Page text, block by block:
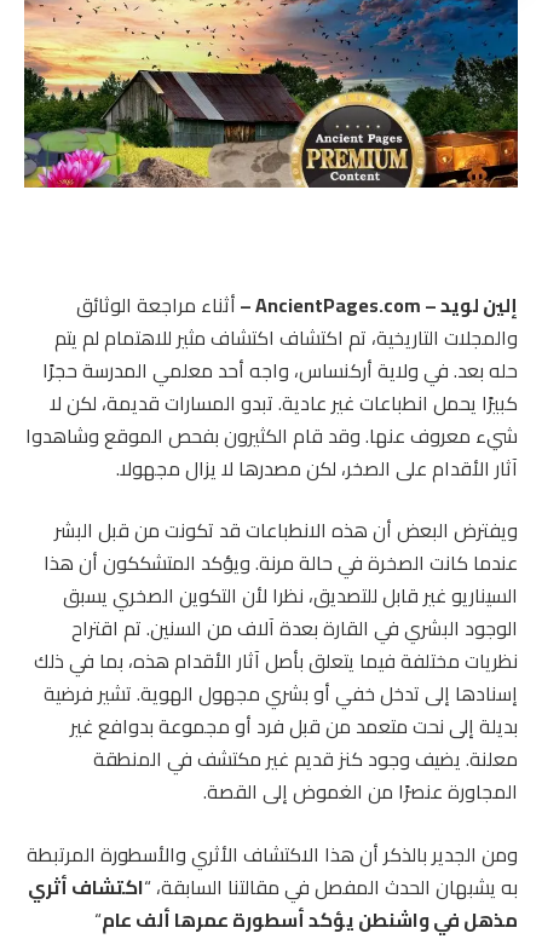
إلين لويد – AncientPages.com –
أثناء مراجعة الوثائق
والمجلات التاريخية، تم اكتشاف اكتشاف مثير للاهتمام لم يتم
حله بعد. في ولاية أركنساس، واجه أحد معلمي المدرسة حجرًا
كبيرًا يحمل انطباعات غير عادية. تبدو المسارات قديمة، لكن لا
شيء معروف عنها. وقد قام الكثيرون بفحص الموقع وشاهدوا
آثار الأقدام على الصخر، لكن مصدرها لا يزال مجهولا.
ويفترض البعض أن هذه الانطباعات قد تكونت من قبل البشر
عندما كانت الصخرة في حالة مرنة. ويؤكد المتشككون أن هذا
السيناريو غير قابل للتصديق، نظرا لأن التكوين الصخري يسبق
الوجود البشري في القارة بعدة آلاف من السنين. تم اقتراح
نظريات مختلفة فيما يتعلق بأصل آثار الأقدام هذه، بما في ذلك
إسنادها إلى تدخل خفي أو بشري مجهول الهوية. تشير فرضية
بديلة إلى نحت متعمد من قبل فرد أو مجموعة بدوافع غير
معلنة. يضيف وجود كنز قديم غير مكتشف في المنطقة
المجاورة عنصرًا من الغموض إلى القصة.
ومن الجدير بالذكر أن هذا الاكتشاف الأثري والأسطورة المرتبطة
به يشبهان الحدث المفصل في مقالتنا السابقة، “اكتشاف أثري
مذهل في واشنطن يؤكد أسطورة عمرها ألف عام“